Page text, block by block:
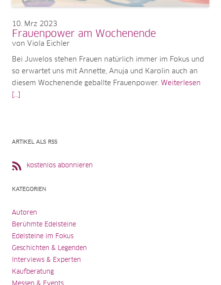
10 Mrz 2023
Frauenpower am Wochenende
von Viola Eichler
Bei Juwelos stehen Frauen natürlich immer im Fokus und
so erwartet uns mit Annette, Anuja und Karolin auch an
diesem Wochenende geballte Frauenpower. Weiterlesen
ARTIKEL ALS RSS
kostenlos abonnieren
KATEGORIEN
Autoren
Berühmte Edelsteine
Edelsteine im Fokus
Geschichten & Legenden
Interviews & Experten
Kaufberatung
Messen & Events